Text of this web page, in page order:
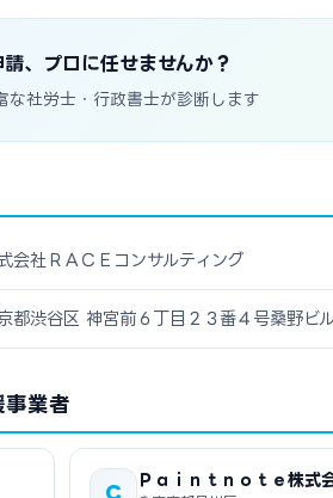
、プロに任せませんか？
な社労士・行政書士が診断します
会社ＲＡＣＥコンサルティング
都渋谷区 神宮前６丁目２３番４号桑野ビ
業者
C
Ｐａｉｎｔｎｏｔｅ株式